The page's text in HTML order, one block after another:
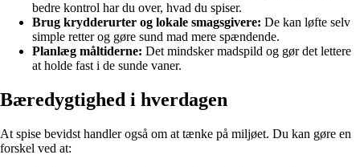
bedre kontrol har du over, hvad du spiser.
Brug krydderurter og lokale smagsgivere: De kan løfte selv
simple retter og gøre sund mad mere spændende.
Planlæg måltiderne: Det mindsker madspild og gør det lettere
at holde fast i de sunde vaner.
Bæredygtighed i hverdagen
At spise bevidst handler også om at tænke på miljøet. Du kan gøre en
forskel ved at: